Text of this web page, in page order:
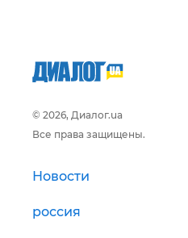
© 2026, Диалог.ua
Все права защищены.
Новости
россия